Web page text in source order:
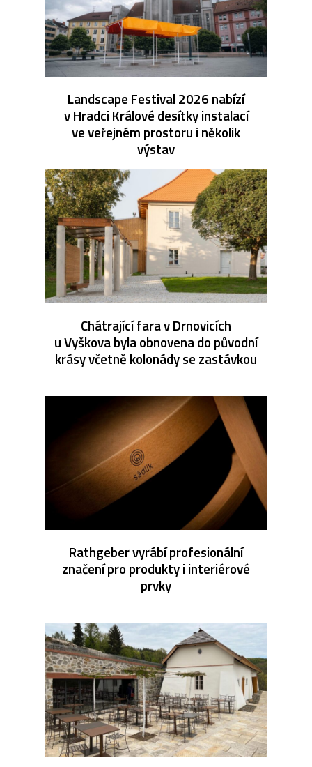
Landscape Festival 2026 nabízí
v Hradci Králové desítky instalací
ve veřejném prostoru i několik
výstav
Chátrající fara v Drnovicích
u Vyškova byla obnovena do původní
krásy včetně kolonády se zastávkou
Rathgeber vyrábí profesionální
značení pro produkty i interiérové
prvky